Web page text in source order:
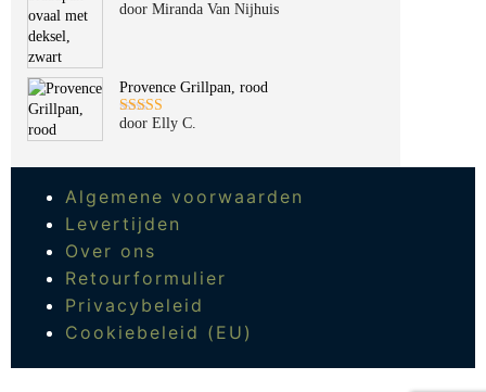
Gewaardeerd
door Miranda Van Nijhuis
Provence Grillpan, rood
Gewaardeerd
door Elly C.
Algemene voorwaarden
Levertijden
Over ons
Retourformulier
Privacybeleid
Cookiebeleid (EU)